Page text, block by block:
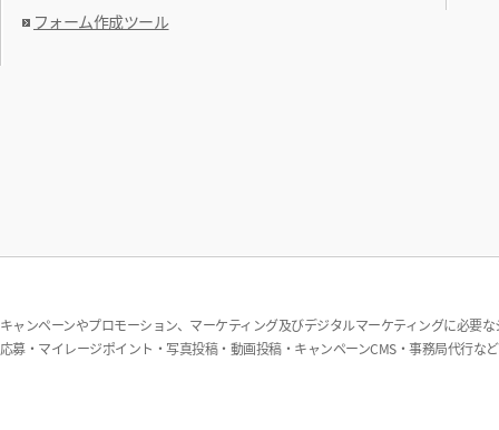
フォーム作成ツール
キャンペーンやプロモーション、マーケティング及びデジタルマーケティングに必要
応募・マイレージポイント・写真投稿・動画投稿・キャンペーンCMS・事務局代行